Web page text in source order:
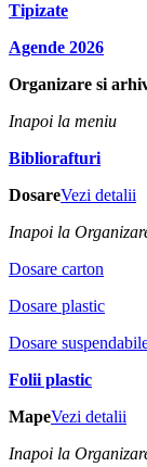
Tipizate
Agende 2026
Organizare si
Inapoi la meniu
Bibliorafturi
DosareVezi detalii
Inapoi la
Dosare carton
Dosare plastic
Dosare
Folii plastic
MapeVezi detalii
Inapoi la